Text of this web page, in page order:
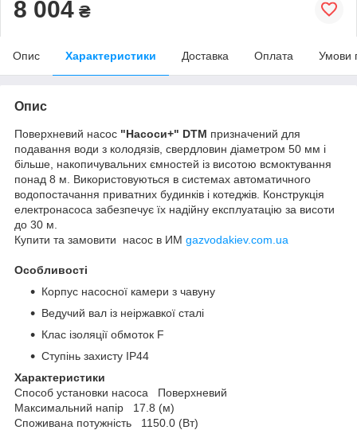
8 004 ₴
Опис Характеристики Доставка Оплата Умови
Опис
Поверхневий насос "Насоси+" DTM призначений для
подавання води з колодязів, свердловин діаметром 50 мм і
більше, накопичувальних ємностей із висотою всмоктування
понад 8 м. Використовуються в системах автоматичного
водопостачання приватних будинків і котеджів. Конструкція
електронасоса забезпечує їх надійну експлуатацію за висоти
до 30 м.
Купити та замовити насос в ИМ gazvodakiev.com.ua
Особливості
Корпус насосної камери з чавуну
Ведучий вал із неіржавкої сталі
Клас ізоляції обмоток F
Ступінь захисту IP44
Характеристики
Способ установки насоса Поверхневий
Максимальний напір 17.8 (м)
Споживана потужність 1150.0 (Вт)